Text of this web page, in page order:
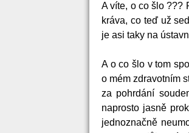
A víte, o co šlo ???
kráva, co teď už
je asi taky na
A o co šlo v tom
o mém zdravotním
za pohrdání
naprosto jasně
jednoznačně